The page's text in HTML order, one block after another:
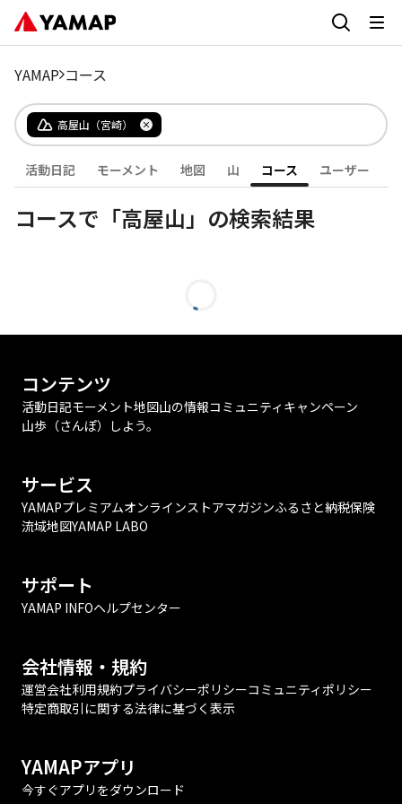
YAMAP コース
高屋山（宮崎）
活動日記 モーメント 地図 山 コース ユーザー
コースで「高屋山」の検索結果
コンテンツ
活動日記モーメント地図山の情報コミュニティ キャンペーン
山歩（さんぽ）しよう。
サービス
YAMAPプレミアムオンラインストアマガジンふるさと納税保険
流域地図YAMAP LABO
サポート
YAMAP INFOヘルプセンター
会社情報・規約
運営会社利用規約プライバシーポリシーコミュニティポリシー
特定商取引に関する法律に基づく表示
YAMAPアプリ
今すぐアプリをダウンロード